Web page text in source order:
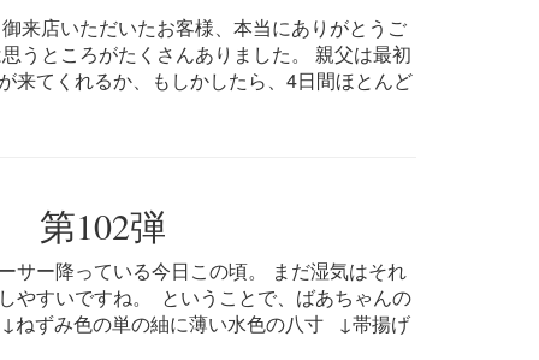
来店いただいたお客様、本当にありがとうご
うところがたくさんありました。 親父は最初
来てくれるか、もしかしたら、4日間ほとんど
第102弾
サー降っている今日この頃。 まだ湿気はそれ
やすいですね。 ということで、ばあちゃんの
ずみ色の単の紬に薄い水色の八寸 ↓帯揚げ